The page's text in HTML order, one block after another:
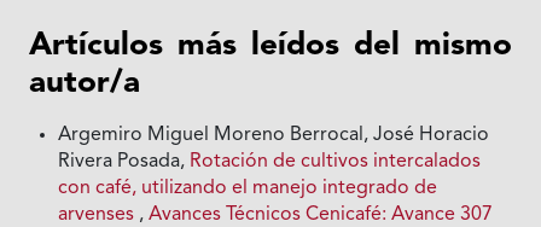
Artículos más leídos del mismo
autor/a
Argemiro Miguel Moreno Berrocal, José Horacio
Rivera Posada, Rotación de cultivos intercalados
con café, utilizando el manejo integrado de
arvenses ,Avances Técnicos Cenicafé: Avance 307